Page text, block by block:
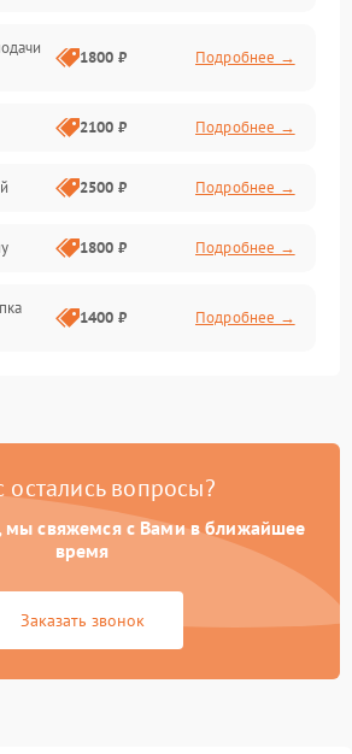
и паром
1800 ₽ Подробнее →
2100 ₽ Подробнее →
2500 ₽ Подробнее →
1800 ₽ Подробнее →
1400 ₽ Подробнее →
1500 ₽ Подробнее →
остались вопросы?
мы свяжемся с Вами в ближайшее
время
Заказать звонок